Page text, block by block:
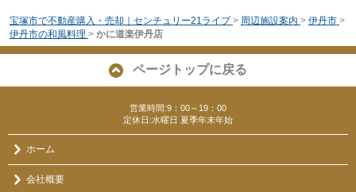
宝塚市で不動産購入・売却｜センチュリー21ライブ > 周辺施設案内 > 伊丹市 >
伊丹市の和風料理 > かに道楽伊丹店
ページトップに戻る
営業時間:9：00～19：00
定休日:水曜日 夏季年末年始
ホーム
会社概要